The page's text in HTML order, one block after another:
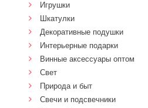
Игрушки
Шкатулки
Декоративные подушки
Интерьерные подарки
Винные аксессуары оптом
Свет
Природа и быт
Свечи и подсвечники